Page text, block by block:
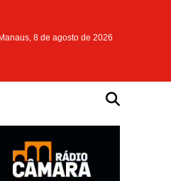
Manaus, 8 de agosto de 2026